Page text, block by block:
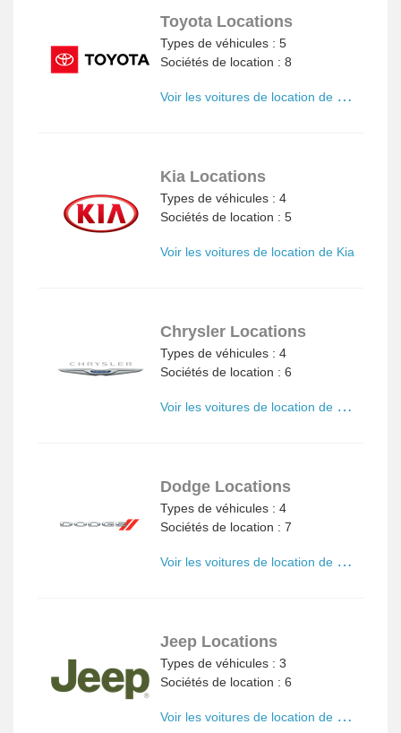
Toyota Locations
Types de véhicules : 5
Sociétés de location : 8
V
oir les voitures de location de Toyota
Kia Locations
Types de véhicules : 4
Sociétés de location : 5
Voir les voitures de location de Kia
Chrysler Locations
Types de véhicules : 4
Sociétés de location : 6
V
oir les voitures de location de Chrysler
Dodge Locations
Types de véhicules : 4
Sociétés de location : 7
V
oir les voitures de location de Dodge
Jeep Locations
Types de véhicules : 3
Sociétés de location : 6
V
oir les voitures de location de Jeep